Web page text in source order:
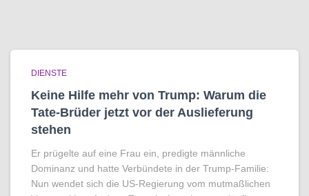
DIENSTE
Keine Hilfe mehr von Trump: Warum die
Tate-Brüder jetzt vor der Auslieferung
stehen
Er prügelte auf eine Frau ein, predigte männliche
Dominanz und hatte Verbündete in der Trump-Familie:
Nun wendet sich die US-Regierung vom mutmaßlichen